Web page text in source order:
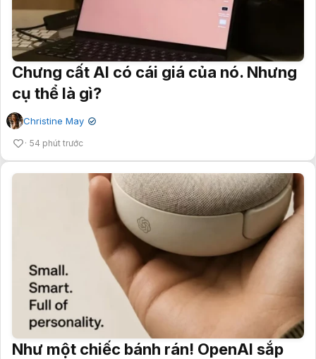
Chưng cất AI có cái giá của nó. Nhưng
cụ thể là gì?
Christine May ✔
54 phút trước
Như một chiếc bánh rán! OpenAI sắp